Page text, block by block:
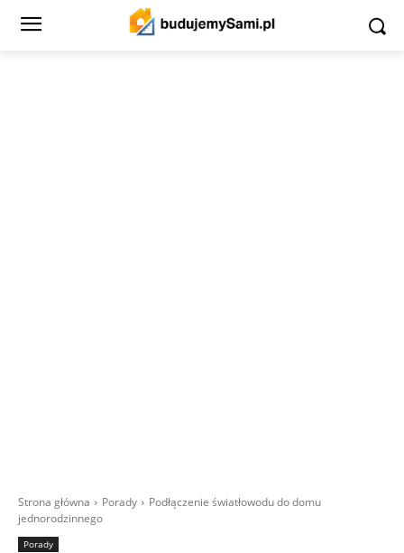
Strona główna Porady
Podłączenie światłowodu do domu
jednorodzinnego
Porady